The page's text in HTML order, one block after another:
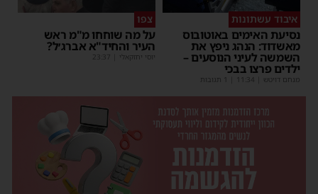
איבוד עשתונות
נסיעת האימים באוטובוס
מאשדוד: הנהג ניפץ את
השמשה לעיני הנוסעים –
ילדים פרצו בבכי
מנחם דויטש |
11:34 | 1 תגובות
על מה שוחחו מ"מ ראש
העיר והחיד"א אברג׳ל?
יוסי יחזקאלי |
23:37